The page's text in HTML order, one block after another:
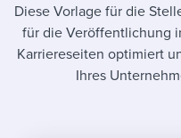
I
Job
I
Diese Vorlage für die
für die Veröffentlichung
Karriereseiten optimiert
Ihres